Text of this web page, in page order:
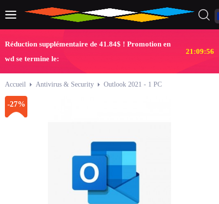
Réduction supplémentaire de 41.84$ ! Promotion en
wd se termine le:
21:09:55
Accueil Antivirus & Security Outlook 2021 - 1 PC
-27%